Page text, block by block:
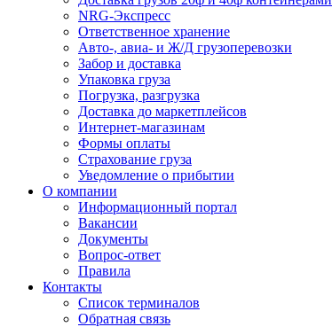
NRG-Экспресс
Ответственное хранение
Авто-, авиа- и Ж/Д грузоперевозки
Забор и доставка
Упаковка груза
Погрузка, разгрузка
Доставка до маркетплейсов
Интернет-магазинам
Формы оплаты
Страхование груза
Уведомление о прибытии
О компании
Информационный портал
Вакансии
Документы
Вопрос-ответ
Правила
Контакты
Список терминалов
Обратная связь